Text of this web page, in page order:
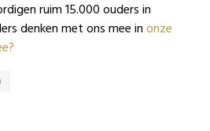
ruim 15.000 ouders in
denken met ons mee inonze